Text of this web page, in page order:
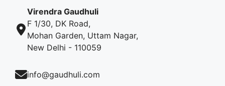
Virendra Gaudhuli
F 1/30, DK Road,
Mohan Garden, Uttam Nagar,
New Delhi - 110059
info@gaudhuli.com